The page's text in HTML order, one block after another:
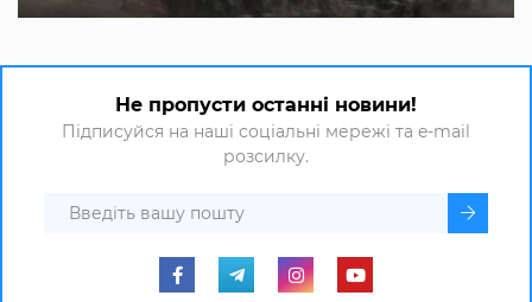
Не пропусти останні новини!
Підписуйся на наші соціальні мережі та e-mail
розсилку.